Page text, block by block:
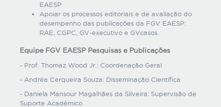
EAESP
Apoiar os processos editoriais e de avaliação do
desempenho das publicações da FGV EAESP:
RAE, CGPC, GV-executivo e GVcasos.
Equipe FGV EAESP Pesquisas e Publicações
- Prof. Thomaz Wood Jr.: Coordenação Geral
- Andréa Cerqueira Souza: Disseminação Científica
- Daniela Mansour Magalhães da Silveira: Supervisão de
Suporte Acadêmico